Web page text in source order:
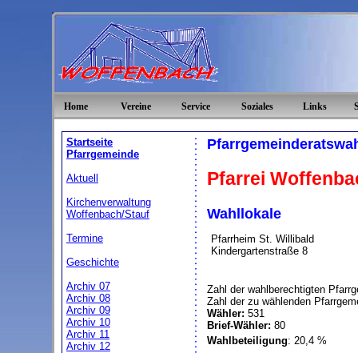
Home Vereine Service Soziales Links
Startseite
Pfarrgemeinde
Aktuell
Kirchenverwaltung
Woffenbach/Stauf
Termine
Geschichte
Archiv 07
Archiv 08
Archiv 09
Archiv 10
Archiv 11
Archiv 12
Pfarrei
Wahllokale
Pfarrheim St. Willibald
Kindergartenstraße 8
Zahl der wahlberechtigten
Zahl der zu wählenden
Wähler: 531
Brief-Wähler: 80
Wahlbeteiligung: 20,4 %